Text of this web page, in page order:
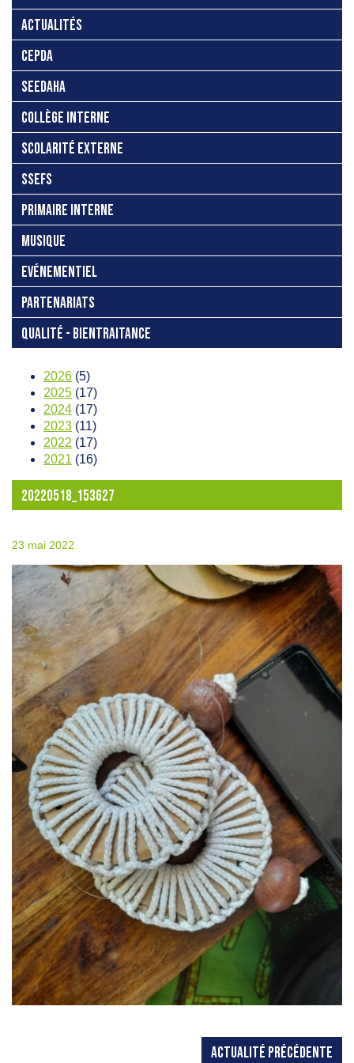
ACTUALITÉS
CEPDA
SEEDAHA
COLLÈGE INTERNE
SCOLARITÉ EXTERNE
SSEFS
PRIMAIRE INTERNE
MUSIQUE
EVÉNEMENTIEL
PARTENARIATS
QUALITÉ - BIENTRAITANCE
2026 (5)
2025 (17)
2024 (17)
2023 (11)
2022 (17)
2021 (16)
20220518_153627
23 mai 2022
ACTUALITÉ PRÉCÉDENTE